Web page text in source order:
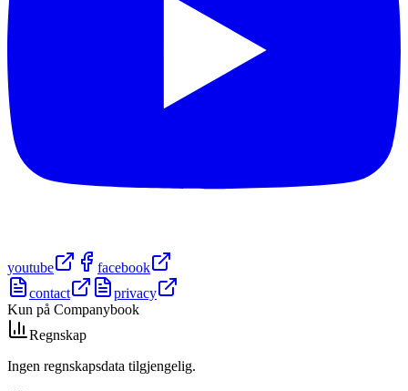
youtube
facebook
contact
privacy
Kun på Companybook
Regnskap
Ingen regnskapsdata tilgjengelig.